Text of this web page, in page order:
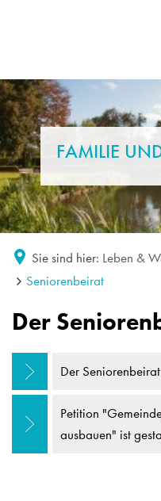
FAMILIE
Sie sind hier: Leben &
Seniorenbeirat
Seniorenbeirat
Der
Der
Petition
ausbauen" ist